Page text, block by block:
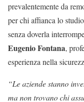
prevalentemente da
per chi affianca lo
senza doverla
Eugenio Fontana,
esperienza nella
“Le aziende stanno
ma non trovano chi